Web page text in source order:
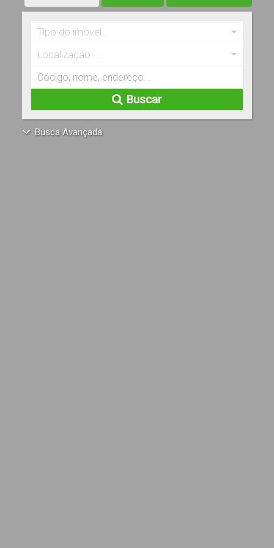
Tipo do imóvel...
Localização ...
Buscar
Busca Avançada